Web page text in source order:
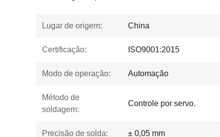
Lugar de origem: China
Certificação: ISO9001:2015
Modo de operação: Automação
Método de
soldagem:
Controle por servo.
Precisão de solda: ± 0,05 mm